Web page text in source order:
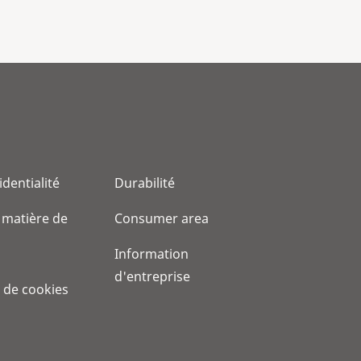
de
cookies
Durabilité
Consumer area
Information
d'entreprise